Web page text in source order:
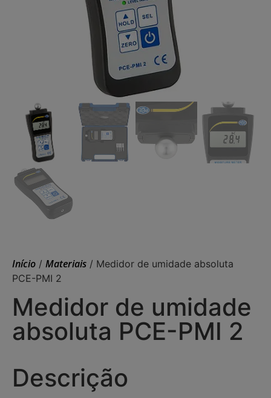
Início / Materiais / Medidor de umidade absoluta
PCE-PMI 2
Medidor de umidade
absoluta PCE-PMI 2
Descrição